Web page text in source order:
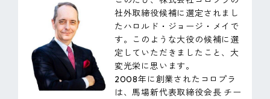
社外取締役候補に選定されまし
たハロルド・ジョージ・メイで
す。このような大役の候補に選
定していただきましたこと、大
変光栄に思います。
2008年に創業されたコロプラ
は、馬場新代表取締役会長 チー